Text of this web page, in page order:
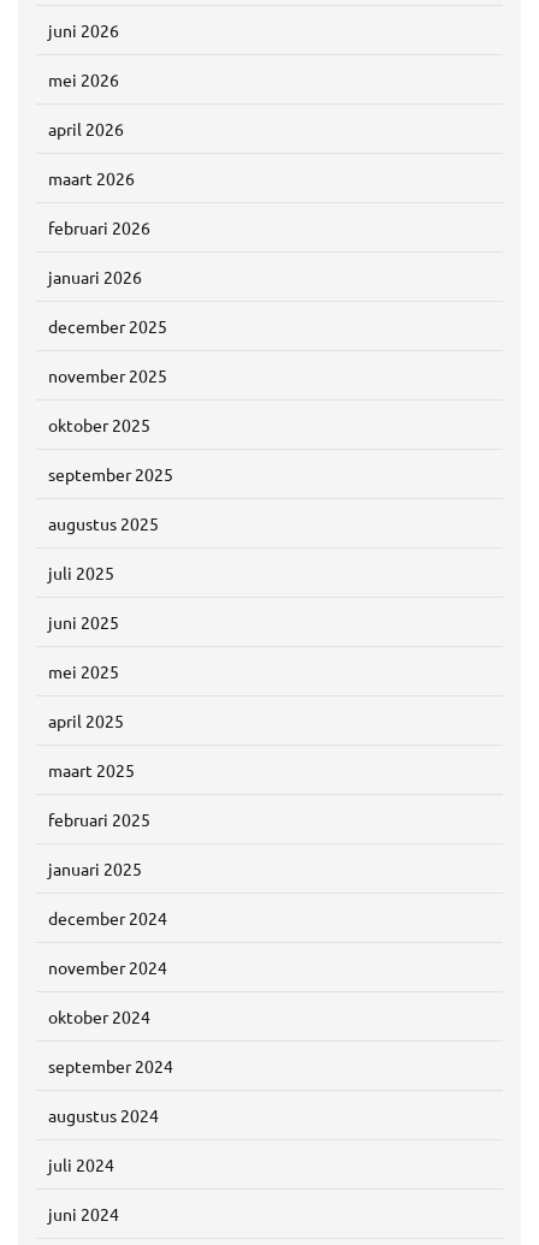
juni 2026
mei 2026
april 2026
maart 2026
februari 2026
januari 2026
december 2025
november 2025
oktober 2025
september 2025
augustus 2025
juli 2025
juni 2025
mei 2025
april 2025
maart 2025
februari 2025
januari 2025
december 2024
november 2024
oktober 2024
september 2024
augustus 2024
juli 2024
juni 2024